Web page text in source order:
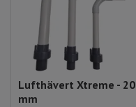
Lufthävert Xtreme - 20
mm